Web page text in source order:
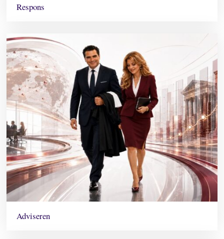
Respons
Adviseren